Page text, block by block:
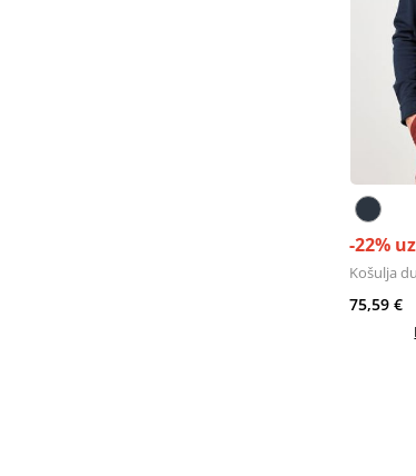
-22%
Košulja
75,59 €